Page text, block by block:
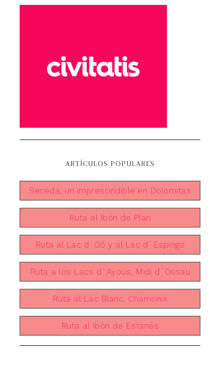
ARTÍCULOS POPULARES
Seceda, un imprescindible en Dolomitas
Ruta al Ibón de Plan
Ruta al Lac d´Oô y al Lac d´Espingo
Ruta a los Lacs d´Ayous, Midi d´Ossau
Ruta al Lac Blanc, Chamonix
Ruta al Ibón de Estanés